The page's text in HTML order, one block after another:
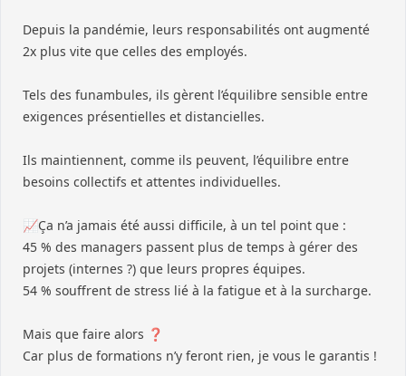
Depuis la pandémie, leurs responsabilités ont augmenté
2x plus vite que celles des employés.
Tels des funambules, ils gèrent l’équilibre sensible entre
exigences présentielles et distancielles.
Ils maintiennent, comme ils peuvent, l’équilibre entre
besoins collectifs et attentes individuelles.
📈Ça n’a jamais été aussi difficile, à un tel point que :
45 % des managers passent plus de temps à gérer des
projets (internes ?) que leurs propres équipes.
54 % souffrent de stress lié à la fatigue et à la surcharge.
Mais que faire alors ❓
Car plus de formations n’y feront rien, je vous le garantis !